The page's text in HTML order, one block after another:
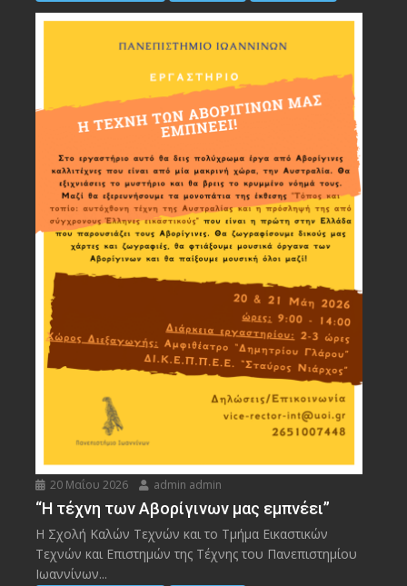
20 Μαΐου 2026 admin admin
“Η τέχνη των Αβορίγινων μας εμπνέει”
Η Σχολή Καλών Τεχνών και το Τμήμα Εικαστικών
Τεχνών και Επιστημών της Τέχνης του Πανεπιστημίου
Ιωαννίνων...